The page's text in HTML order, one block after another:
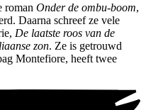
roman Onder de ombu-boom,
Daarna schreef ze vele
De laatste roos van de
zon. Ze is getrouwd
Montefiore, heeft twee